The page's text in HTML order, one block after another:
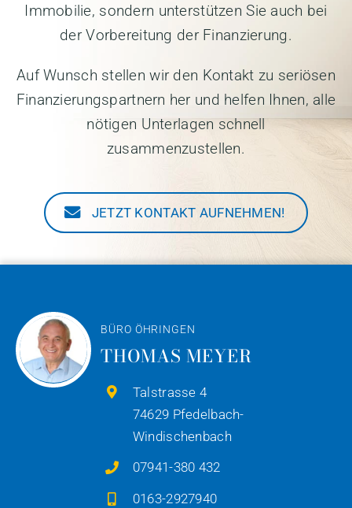
Immobilie, sondern unterstützen Sie auch bei
der Vorbereitung der Finanzierung.
Auf Wunsch stellen wir den Kontakt zu seriösen
Finanzierungspartnern her und helfen Ihnen, alle
nötigen Unterlagen schnell
zusammenzustellen.
JETZT KONTAKT AUFNEHMEN!
BÜRO ÖHRINGEN
THOMAS MEYER
Talstrasse 4
74629 Pfedelbach-
Windischenbach
07941-380 432
0163-2927940